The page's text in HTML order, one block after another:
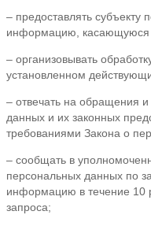
– предоставлять субъекту
информацию, касающуюся
– организовывать
установленном
– отвечать на обращения
данных и их законных
требованиями Закона о
– сообщать в
персональных данных по
информацию в течение 10
запроса;